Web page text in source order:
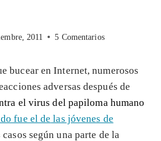
2011 5 Comentarios
bucear en Internet, numerosos
adversas después de
el virus del papiloma humano
fue el de las jóvenes de
casos según una parte de la